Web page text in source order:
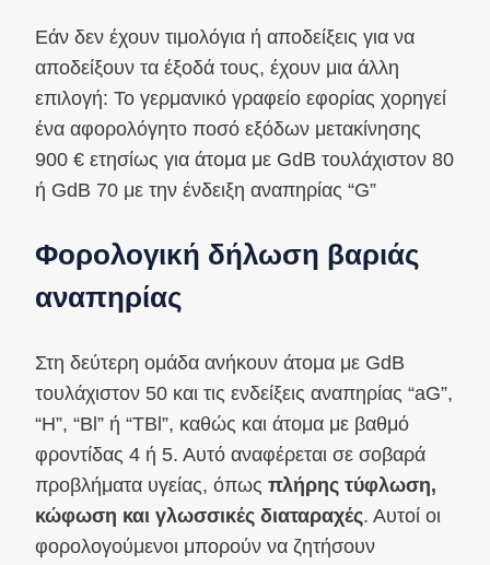
Εάν δεν έχουν τιμολόγια ή αποδείξεις για να
αποδείξουν τα έξοδά τους, έχουν μια άλλη
επιλογή: Το γερμανικό γραφείο εφορίας χορηγεί
ένα αφορολόγητο ποσό εξόδων μετακίνησης
900 € ετησίως για άτομα με GdB τουλάχιστον 80
ή GdB 70 με την ένδειξη αναπηρίας “G”
Φορολογική δήλωση βαριάς
αναπηρίας
Στη δεύτερη ομάδα ανήκουν άτομα με GdB
τουλάχιστον 50 και τις ενδείξεις αναπηρίας “aG”,
“H”, “Bl” ή “TBl”, καθώς και άτομα με βαθμό
φροντίδας 4 ή 5. Αυτό αναφέρεται σε σοβαρά
προβλήματα υγείας, όπως πλήρης τύφλωση,
κώφωση και γλωσσικές διαταραχές. Αυτοί οι
φορολογούμενοι μπορούν να ζητήσουν